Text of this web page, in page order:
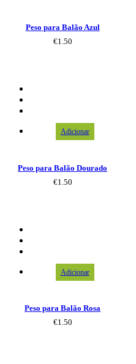
Peso para Balão Azul
€1.50
Adicionar
Peso para Balão Dourado
€1.50
Adicionar
Peso para Balão Rosa
€1.50